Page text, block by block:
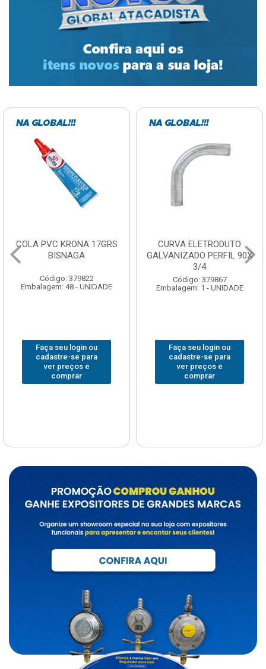
COLA PVC KRONA 17GRS
BISNAGA
Código: 379822
Embalagem: 48 - UNIDADE
Faça seu login ou
cadastre-se para
ver preços e
comprar
CURVA ELETRODUTO
GALVANIZADO PERFIL 90X
3/4
Código: 379867
Embalagem: 1 - UNIDADE
Faça seu login ou
cadastre-se para
ver preços e
comprar